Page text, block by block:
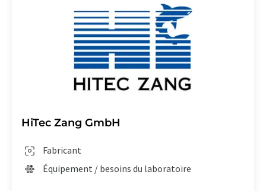
HiTec Zang GmbH
Fabricant
Équipement / besoins du laboratoire